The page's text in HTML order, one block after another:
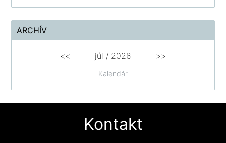
ARCHÍV
Kalendár
<< júl / 2026 >>
Kontakt